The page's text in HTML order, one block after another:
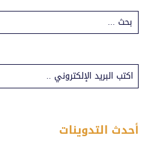
أحدث التدوينات